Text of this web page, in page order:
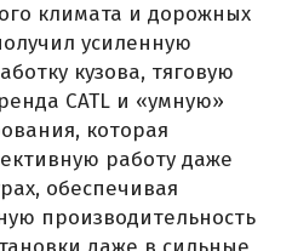
климата и дорожных
усиленную
кузова, тяговую
CATL и «умную»
которая
работу даже
обеспечивая
производительность